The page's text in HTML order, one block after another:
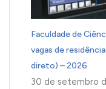
Faculdade de
vagas de
direto) – 2026
30 de setembro